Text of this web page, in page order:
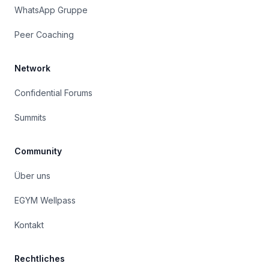
WhatsApp Gruppe
Peer Coaching
Network
Confidential Forums
Summits
Community
Über uns
EGYM Wellpass
Kontakt
Rechtliches